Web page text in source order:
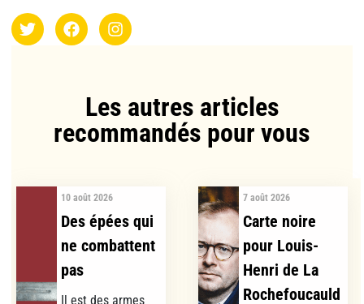
Les autres articles
recommandés pour vous​
10 août 2026
Des épées qui
ne combattent
pas
Il est des armes
7 août 2026
Carte noire
pour Louis-
Henri de La
Rochefoucauld